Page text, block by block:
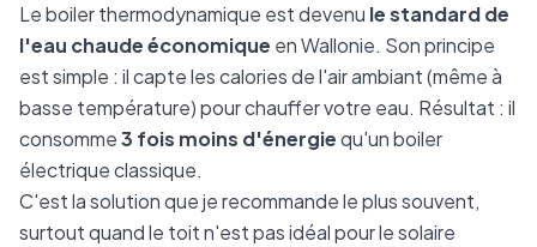
Le boiler thermodynamique est devenu le standard de
l'eau chaude économique en Wallonie. Son principe
est simple : il capte les calories de l'air ambiant (même à
basse température) pour chauffer votre eau. Résultat : il
consomme3 fois moins d'énergiequ'un boiler
électrique classique.
C'est la solution que je recommande le plus souvent,
surtout quand le toit n'est pas idéal pour le solaire